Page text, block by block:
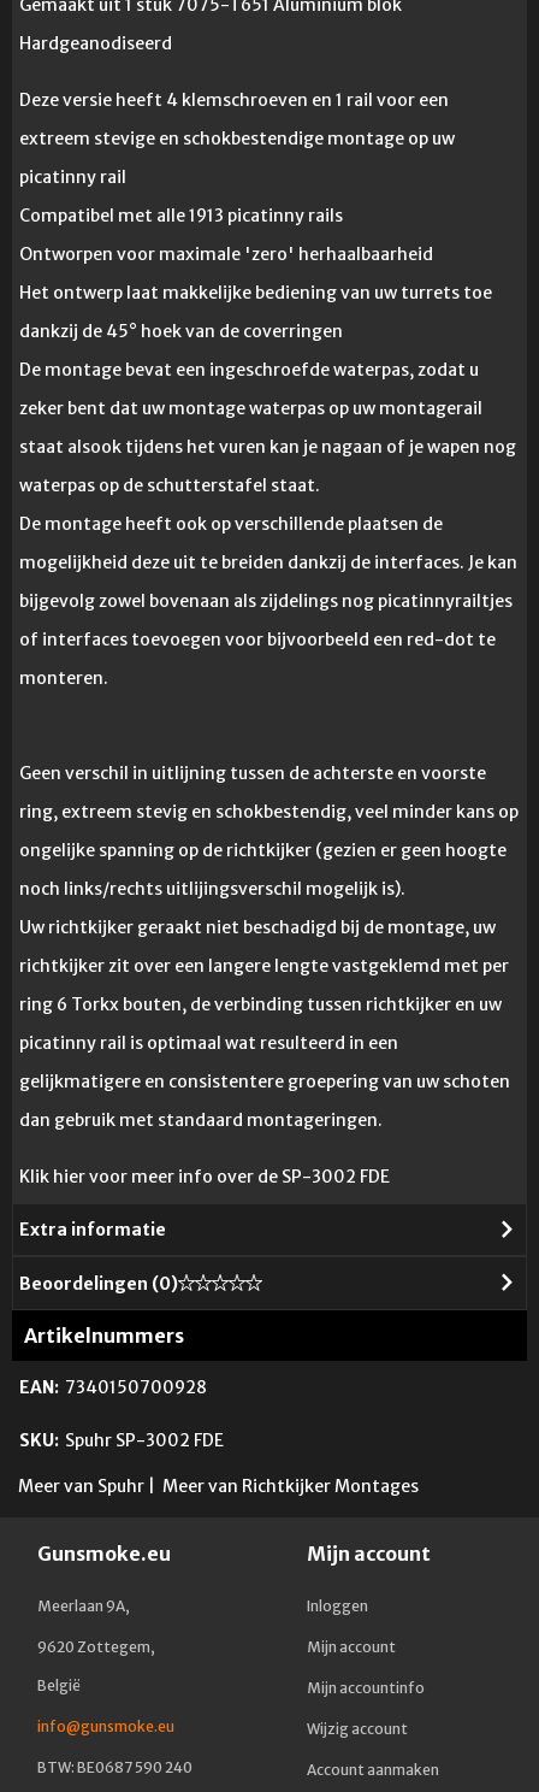
Gemaakt uit 1 stuk 7075-T651 Aluminium blok
Hardgeanodiseerd
Deze versie heeft 4 klemschroeven en 1 rail voor een
extreem stevige en schokbestendige montage op uw
picatinny rail
Compatibel met alle 1913 picatinny rails
Ontworpen voor maximale 'zero' herhaalbaarheid
Het ontwerp laat makkelijke bediening van uw turrets toe
dankzij de 45° hoek van de coverringen
De montage bevat een ingeschroefde waterpas, zodat u
zeker bent dat uw montage waterpas op uw montagerail
staat alsook tijdens het vuren kan je nagaan of je wapen nog
waterpas op de schutterstafel staat.
De montage heeft ook op verschillende plaatsen de
mogelijkheid deze uit te breiden dankzij de interfaces. Je kan
bijgevolg zowel bovenaan als zijdelings nog picatinnyrailtjes
of interfaces toevoegen voor bijvoorbeeld een red-dot te
monteren.
Geen verschil in uitlijning tussen de achterste en voorste
ring, extreem stevig en schokbestendig, veel minder kans op
ongelijke spanning op de richtkijker (gezien er geen hoogte
noch links/rechts uitlijingsverschil mogelijk is).
Uw richtkijker geraakt niet beschadigd bij de montage, uw
richtkijker zit over een langere lengte vastgeklemd met per
ring 6 Torkx bouten, de verbinding tussen richtkijker en uw
picatinny rail is optimaal wat resulteerd in een
gelijkmatigere en consistentere groepering van uw schoten
dan gebruik met standaard montageringen.
Klik hier voor meer info over de SP-3002 FDE
Extra informatie
Beoordelingen (0)
Artikelnummers
EAN: 7340150700928
SKU: Spuhr SP-3002 FDE
Meer van Spuhr Meer van Richtkijker Montages
Gunsmoke.eu
Meerlaan 9A,
9620 Zottegem,
België
info@gunsmoke.eu
BTW: BE0687 590 240
Mijn account
Inloggen
Mijn account
Mijn accountinfo
Wijzig account
Account aanmaken